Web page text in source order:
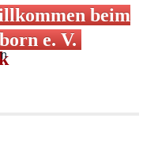
beim
e. V.